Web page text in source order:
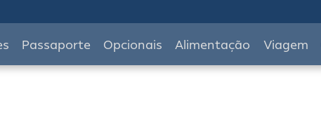
Passaporte Opcionais Alimentação Viagem